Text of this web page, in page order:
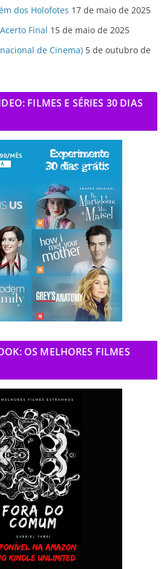
dos Holofotes 17 de maio de 2025
Final 15 de maio de 2025
de Cinema) 5 de outubro de
FILMES E SÉRIES 30 DIAS
OS MELHORES FILMES